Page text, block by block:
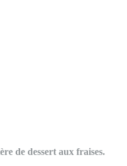
de dessert aux fraises.